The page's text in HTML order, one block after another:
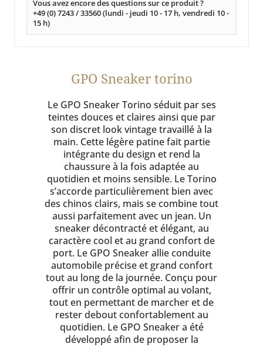
Vous avez encore des questions sur ce produit ?
+49 (0) 7243 / 33560 (lundi - jeudi 10 - 17 h, vendredi 10 -
15 h)
GPO Sneaker torino
Le GPO Sneaker Torino séduit par ses
teintes douces et claires ainsi que par
son discret look vintage travaillé à la
main. Cette légère patine fait partie
intégrante du design et rend la
chaussure à la fois adaptée au
quotidien et moins sensible. Le Torino
s’accorde particulièrement bien avec
des chinos clairs, mais se combine tout
aussi parfaitement avec un jean. Un
sneaker décontracté et élégant, au
caractère cool et au grand confort de
port. Le GPO Sneaker allie conduite
automobile précise et grand confort
tout au long de la journée. Conçu pour
offrir un contrôle optimal au volant,
tout en permettant de marcher et de
rester debout confortablement au
quotidien. Le GPO Sneaker a été
développé afin de proposer la